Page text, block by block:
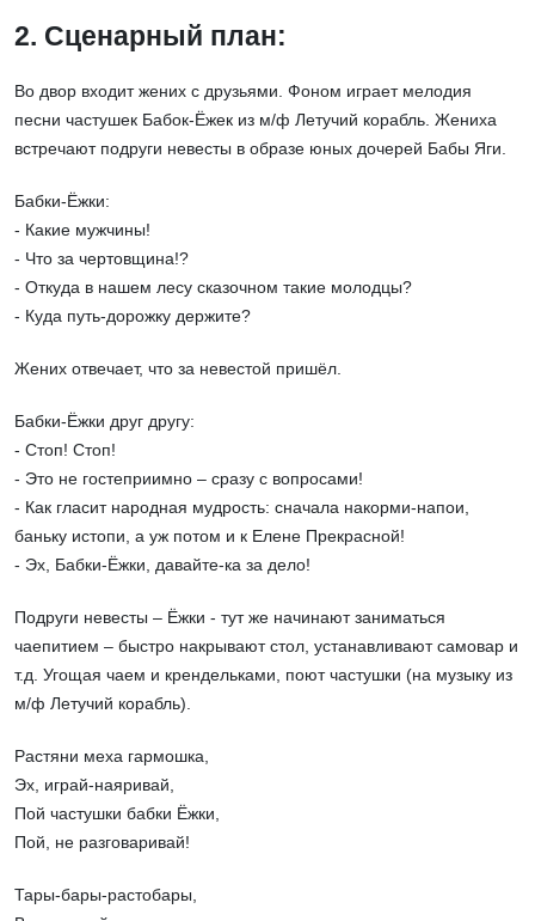
2. Сценарный план:
Во двор входит жених с друзьями. Фоном играет мелодия
песни частушек Бабок-Ёжек из м/ф Летучий корабль. Жениха
встречают подруги невесты в образе юных дочерей Бабы Яги.
Бабки-Ёжки:
- Какие мужчины!
- Что за чертовщина!?
- Откуда в нашем лесу сказочном такие молодцы?
- Куда путь-дорожку держите?
Жених отвечает, что за невестой пришёл.
Бабки-Ёжки друг другу:
- Стоп! Стоп!
- Это не гостеприимно – сразу с вопросами!
- Как гласит народная мудрость: сначала накорми-напои,
баньку истопи, а уж потом и к Елене Прекрасной!
- Эх, Бабки-Ёжки, давайте-ка за дело!
Подруги невесты – Ёжки - тут же начинают заниматься
чаепитием – быстро накрывают стол, устанавливают самовар и
т.д. Угощая чаем и крендельками, поют частушки (на музыку из
м/ф Летучий корабль).
Растяни меха гармошка,
Эх, играй-наяривай,
Пой частушки бабки Ёжки,
Пой, не разговаривай!
Тары-бары-растобары,